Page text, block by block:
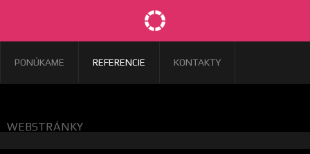
PONÚKAME REFERENCIE KONTAKTY
WEBSTRÁNKY